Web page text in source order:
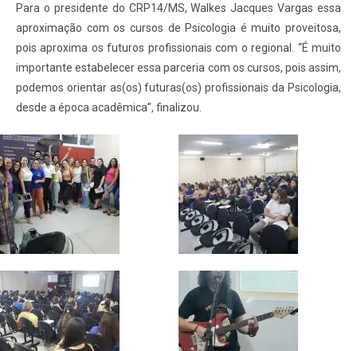
Para o presidente do CRP14/MS, Walkes Jacques Vargas essa
aproximação com os cursos de Psicologia é muito proveitosa,
pois aproxima os futuros profissionais com o regional. “É muito
importante estabelecer essa parceria com os cursos, pois assim,
podemos orientar as(os) futuras(os) profissionais da Psicologia,
desde a época acadêmica”, finalizou.